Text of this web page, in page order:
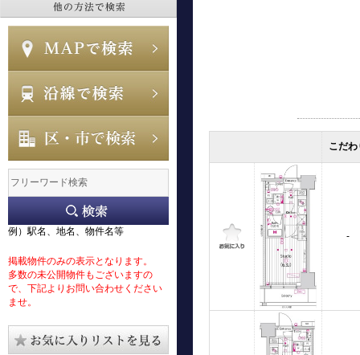
例）駅名、地名、物件名等
掲載物件のみの表示となります。
多数の未公開物件もございますの
で、下記よりお問い合わせください
ませ。
こだわ
-